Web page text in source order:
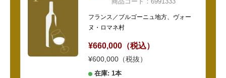
フランス／ブルゴーニュ地方、ヴォー
ヌ・ロマネ村
¥660,000（税込）
¥600,000（税抜）
在庫: 1本